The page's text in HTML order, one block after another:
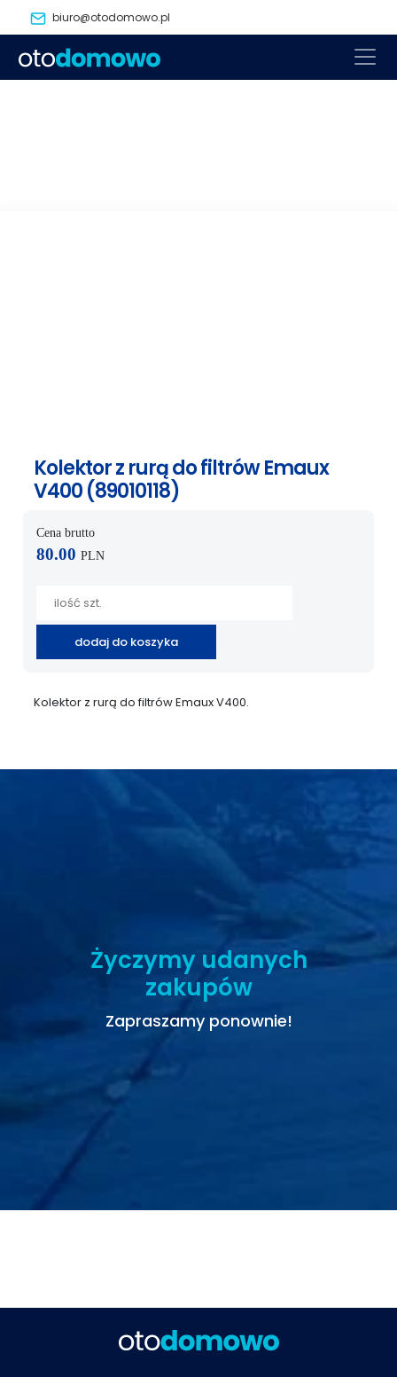
biuro@otodomowo.pl
Kolektor z rurą do filtrów Emaux
V400 (89010118)
Cena brutto
80.00 PLN
dodaj do koszyka
Kolektor z rurą do filtrów Emaux V400.
Życzymy udanych
zakupów
Zapraszamy ponownie!